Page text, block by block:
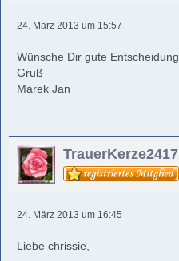
24. März 2013 um 15:57
Wünsche Dir gute Entscheidung
Gruß
Marek Jan
TrauerKerze2417
24. März 2013 um 16:45
Liebe chrissie,